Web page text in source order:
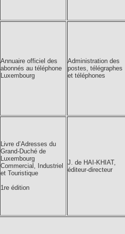
Annuaire officiel des
abonnés au téléphone
Luxembourg
Administration des
postes, télégraphes
et téléphones
Livre d’Adresses du
Grand-Duché de
Luxembourg
Commercial, Industriel
et Touristique
1re édition
J. de HAI-KHIAT,
éditeur-directeur